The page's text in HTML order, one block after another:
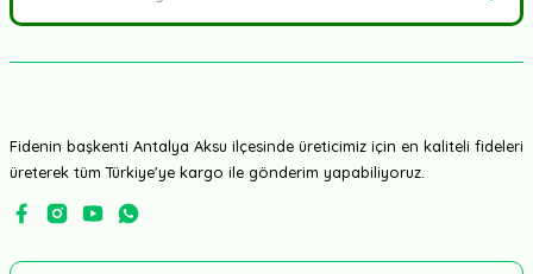
Fidenin başkenti Antalya Aksu ilçesinde üreticimiz için en kaliteli fideleri
üreterek tüm Türkiye'ye kargo ile gönderim yapabiliyoruz.